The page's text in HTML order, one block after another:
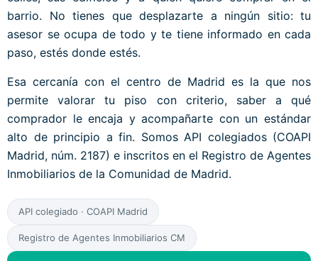
barrio. No tienes que desplazarte a ningún sitio: tu
asesor se ocupa de todo y te tiene informado en cada
paso, estés donde estés.
Esa cercanía con el centro de Madrid es la que nos
permite valorar tu piso con criterio, saber a qué
comprador le encaja y acompañarte con un estándar
alto de principio a fin. Somos API colegiados (COAPI
Madrid, núm. 2187) e inscritos en el Registro de Agentes
Inmobiliarios de la Comunidad de Madrid.
API colegiado · COAPI Madrid
Registro de Agentes Inmobiliarios CM